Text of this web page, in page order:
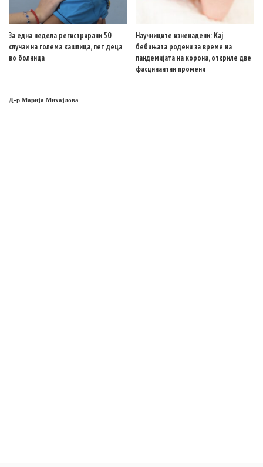
За една недела регистрирани 50
случаи на голема кашлица, пет деца
во болница
Научниците изненадени: Кај
бебињата родени за време на
пандемијата на корона, откриле две
фасцинантни промени
Д-р Марија Михајлова